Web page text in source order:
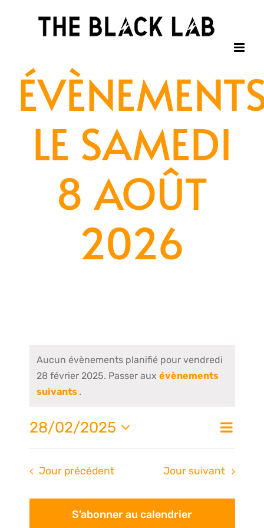
LE SAMEDI
8 AOÛT
2026
Aucun évènements planifié pour vendredi
28 février 2025. Passer aux évènements
suivants .
de
Jour
28/02/2025
Sélectionnez
date.
Jour précédent Jour suivant
S’abonner au calendrier